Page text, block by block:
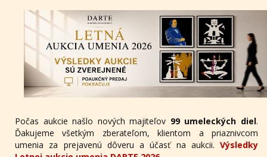
Počas aukcie našlo nových majiteľov 99 umeleckých diel.
Ďakujeme všetkým zberateľom, klientom a priaznivcom
umenia za prejavenú dôveru a účasť na aukcii. Výsledky